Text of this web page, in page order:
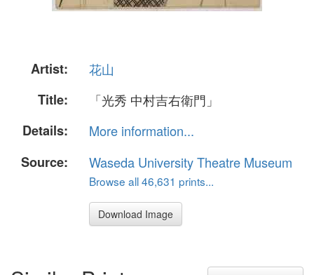
Artist:
花山
Title:
「光秀 中村吉右衛門」
Details:
More information...
Source:
Waseda University Theatre Museum
Browse all 46,631 prints...
Download Image